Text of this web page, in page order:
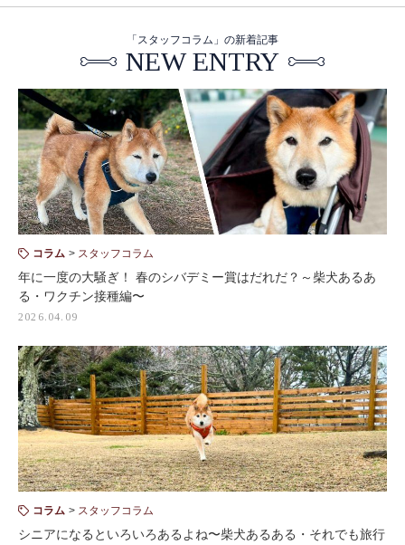
「スタッフコラム」の新着記事
NEW ENTRY
コラム スタッフコラム
年に一度の大騒ぎ！ 春のシバデミー賞はだれだ？～柴犬あるあ
る・ワクチン接種編〜
2026.04.09
コラム スタッフコラム
シニアになるといろいろあるよね〜柴犬あるある・それでも旅行